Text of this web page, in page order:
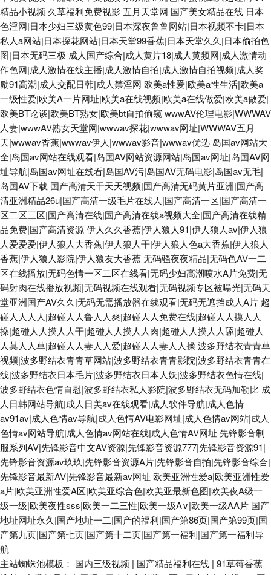
精品小视频 久草福利免费视影 五月天堂网 国产美女精品在线 日本
色淫网|日本少妇三级黄色99|日本深夜鲁鲁网站|日本视频不卡|日本
私人a网站|日本探花网站|日本天堂99香蕉|日本天堂久久|日本偷拍色
图|日本无码三极 成人国产综合|成人黄片18|成人黄频网|成人激情动
作色网|成人激情在线主播|成人激情自拍|成人激情自拍视频|成人奖
励91高潮|成人交配日韩|成人禁淫网 欧美a性爱|欧美a性生活|欧美a
一级性爱|欧美A一片网址|欧美a在线视频|欧美a在线做爱|欧美a做爱|
欧美BT论谈|欧美BT熟女|欧美bt自拍偷窥 wwwAV伦理电影|WWWAV
人妻|wwwAV熟女天堂网|wwwav探花|wwwav网址|WWWAV五月
天|wwwav香蕉|wwwav伊人|wwwav影音|wwwav优选 岛国av网站大
全|岛国av网站在线观看|岛国AV网站资源网站|岛国av网址|岛国AV网
址导航|岛国av网址在线看|岛国AV污|岛国AV无码电影|岛国av无毛|
岛国AV下载 国产高清天干天天视频|国产高清无码黄片亚洲|国产高
清亚洲精品26u|国产高清一级毛片在线人|国产高清一区|国产高清一
区二区三区|国产高清在线|国产高清在线a视频大全|国产高清在线精
品免费|国产高清资源伊人久久香蕉|伊人狼人91|伊人狼人av|伊人狼
人爱爱爱|伊人狼人大香蕉|伊人狼人干|伊人狼人色a大香蕉|伊人狼人
香蕉|伊人狼人影院|伊人狼友大香蕉无码骚夜夜精品|无码色AV一二
区在线播放|无码色情一区二区在线看|无码少妇高潮喷水A片免费|无
码射肉在线播放视频|无码视频在线观看|无码视频专区被曝光|无码天
堂亚洲国产AV久久|无码无需播放器在线观看|无码无遮挡成人A片 超
碰人人人人|超碰人人鲁人人爽|超碰人人免费在线|超碰人人摸人人
操|超碰人人摸人人干|超碰人人摸人人肉|超碰人人摸人人舔|超碰人
人莫人人草|超碰人人妻人人爱|超碰人人妻人人操波多野结衣青青草
视频|波多野结衣青青草网站|波多野结衣青青影院|波多野结衣青青在
线|波多野结衣日本毛片|波多野结衣日本人妖|波多野结衣色情在线|
波多野结衣色情自慰|波多野结衣私人影院|波多野结衣无码加勒比 成
人日韩网站导航|成人日美av在线观看|成人软件导航|成人色情
av91av|成人色情av导航|成人色情AV电影网址|成人色情av网站|成人
色情av网站导航|成人色情av网站在线|成人色情AV网址 先锋影音制
服系列AV|先锋影音中文AV资源|先锋影音资源777|先锋影音资源91|
先锋影音资源av玖玖|先锋影音资源A片|先锋影音自拍|先锋影音综合|
先锋影音最新AV|先锋影音最新av网址 欧美亚洲性爱a|欧美亚洲性爱
a片|欧美亚洲性爱A区|欧美亚综合色|欧美亚最新色图|欧美夜A级一
级一级|欧美夜性sss|欧美一二三性|欧美一级A∨|欧美一级AA片 国产
地址网址永久|国产地址一二|国产的福利|国产第86页|国产第99页|国
产第九页|国产第七页|国产第十二页|国产第一福利|国产第一福利导
航
主站蜘蛛池模板： 国内三级视频 | 国产精品福利在线 | 91草莓香蕉